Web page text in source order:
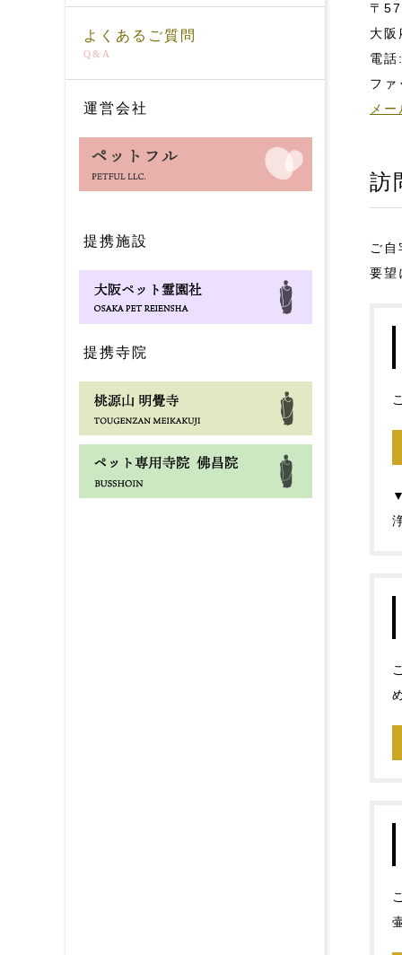
よくあるご質問
Q&A
運営会社
提携施設
提携寺院
〒
大
電
フ
メ
訪
ご
要望